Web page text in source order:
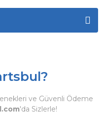
ve Güvenli Ödeme
'da Sizlerle!